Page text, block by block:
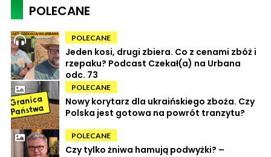
POLECANE
POLECANE
Jeden kosi, drugi zbiera. Co z cenami zbóż i
rzepaku? Podcast Czekał(a) na Urbana
odc. 73
POLECANE
Nowy korytarz dla ukraińskiego zboża. Czy
Polska jest gotowa na powrót tranzytu?
POLECANE
Czy tylko żniwa hamują podwyżki? –